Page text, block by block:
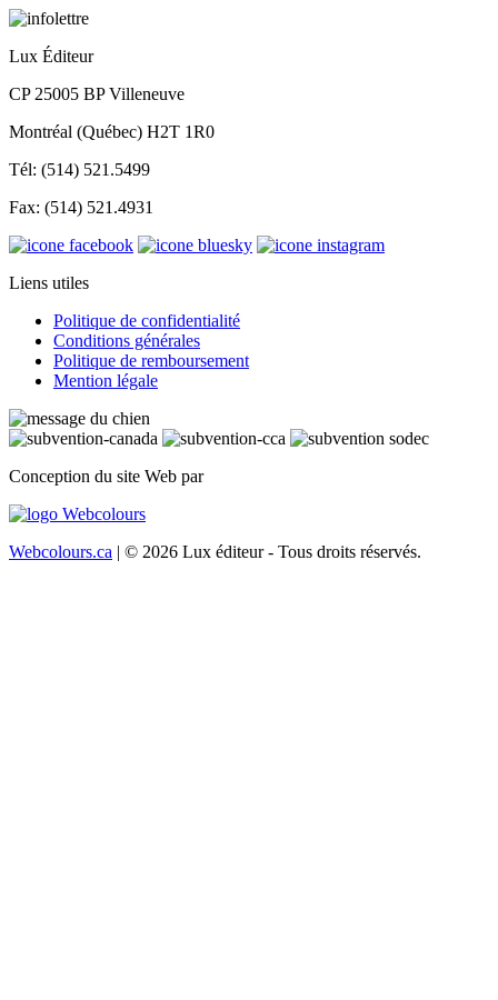
Lux Éditeur
CP 25005 BP Villeneuve
Montréal (Québec) H2T 1R0
Tél: (514) 521.5499
Fax: (514) 521.4931
Liens utiles
Politique de confidentialité
Conditions générales
Politique de remboursement
Mention légale
Conception du site Web par
Webcolours.ca | © 2026 Lux éditeur - Tous droits réservés.